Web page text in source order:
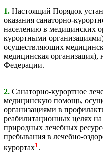
1. Настоящий Порядок
оказания санаторно-
населению в медицинских
курортными
осуществляющих
медицинская организация),
Федерации.
2. Санаторно-курортное
медицинскую помощь,
организациями в
реабилитационных целях
природных лечебных
пребывания в лечебно-
курортах1 .